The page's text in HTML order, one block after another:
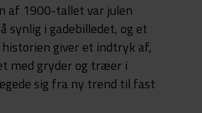
af 1900-tallet var julen
synlig i gadebilledet, og et
giver et indtryk af,
med gryder og træer i
sig fra ny trend til fast